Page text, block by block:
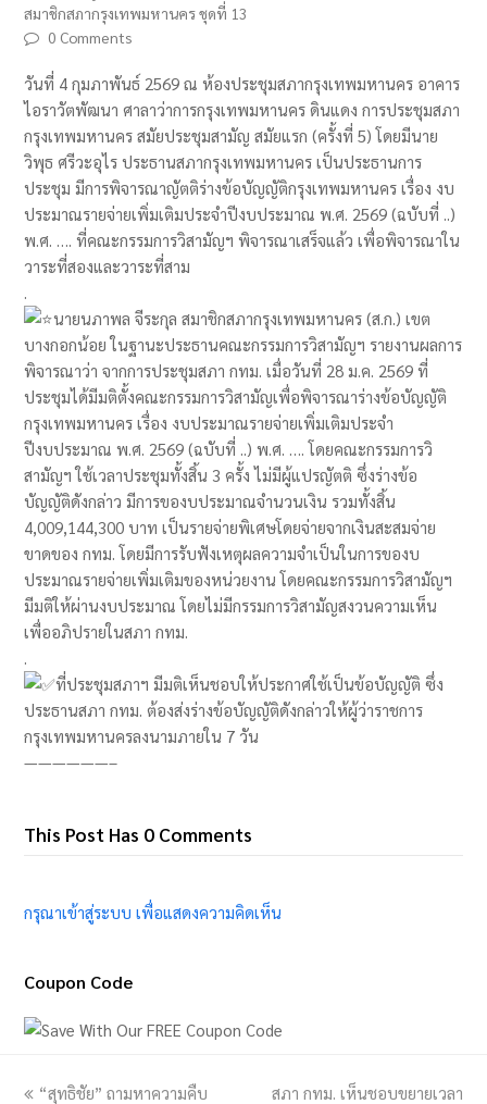
สมาชิกสภากรุงเทพมหานคร ชุดที่ 13
0 Comments
วันที่ 4 กุมภาพันธ์ 2569 ณ ห้องประชุมสภากรุงเทพมหานคร อาคาร
ไอราวัตพัฒนา ศาลาว่าการกรุงเทพมหานคร ดินแดง การประชุมสภา
กรุงเทพมหานคร สมัยประชุมสามัญ สมัยแรก (ครั้งที่ 5) โดยมีนาย
วิพุธ ศรีวะอุไร ประธานสภากรุงเทพมหานคร เป็นประธานการ
ประชุม มีการพิจารณาญัตติร่างข้อบัญญัติกรุงเทพมหานคร เรื่อง งบ
ประมาณรายจ่ายเพิ่มเติมประจำปีงบประมาณ พ.ศ. 2569 (ฉบับที่ ..)
พ.ศ. …. ที่คณะกรรมการวิสามัญฯ พิจารณาเสร็จแล้ว เพื่อพิจารณาใน
วาระที่สองและวาระที่สาม
นายนภาพล จีระกุล สมาชิกสภากรุงเทพมหานคร (ส.ก.) เขต
บางกอกน้อย ในฐานะประธานคณะกรรมการวิสามัญฯ รายงานผลการ
พิจารณาว่า จากการประชุมสภา กทม. เมื่อวันที่ 28 ม.ค. 2569 ที่
ประชุมได้มีมติตั้งคณะกรรมการวิสามัญเพื่อพิจารณาร่างข้อบัญญัติ
กรุงเทพมหานคร เรื่อง งบประมาณรายจ่ายเพิ่มเติมประจำ
ปีงบประมาณ พ.ศ. 2569 (ฉบับที่ ..) พ.ศ. …. โดยคณะกรรมการวิ
สามัญฯ ใช้เวลาประชุมทั้งสิ้น 3 ครั้ง ไม่มีผู้แปรญัตติ ซึ่งร่างข้อ
บัญญัติดังกล่าว มีการของบประมาณจำนวนเงิน รวมทั้งสิ้น
4,009,144,300 บาท เป็นรายจ่ายพิเศษโดยจ่ายจากเงินสะสมจ่าย
ขาดของ กทม. โดยมีการรับฟังเหตุผลความจำเป็นในการของบ
ประมาณรายจ่ายเพิ่มเติมของหน่วยงาน โดยคณะกรรมการวิสามัญฯ
มีมติให้ผ่านงบประมาณ โดยไม่มีกรรมการวิสามัญสงวนความเห็น
เพื่ออภิปรายในสภา กทม.
ที่ประชุมสภาฯ มีมติเห็นชอบให้ประกาศใช้เป็นข้อบัญญัติ ซึ่ง
ประธานสภา กทม. ต้องส่งร่างข้อบัญญัติดังกล่าวให้ผู้ว่าราชการ
กรุงเทพมหานครลงนามภายใน 7 วัน
——————–
This Post Has 0 Comments
กรุณาเข้าสู่ระบบ เพื่อแสดงความคิดเห็น
Coupon Code
previous
“สุทธิชัย” ถามหาความคืบ
next
สภา กทม. เห็นชอบขยายเวลา